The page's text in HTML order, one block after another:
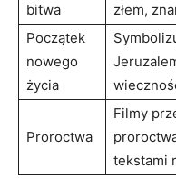
bitwa
złem,
Początek
nowego
życia
Proroctwa
Filmy
tekstami